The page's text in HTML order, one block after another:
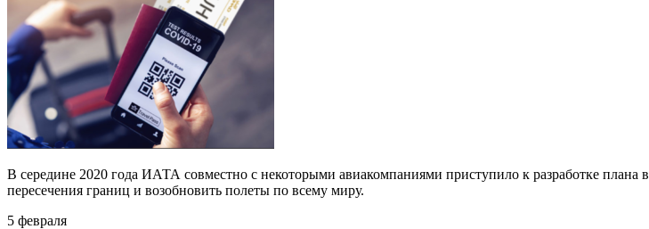
В середине 2020 года ИАТА совместно с некоторыми авиакомпаниями приступило к разработке плана
пересечения границ и возобновить полеты по всему миру.
5 февраля